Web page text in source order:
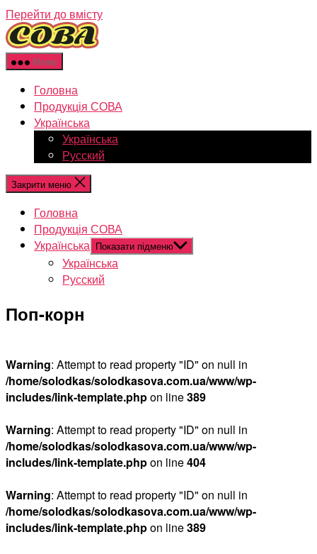
Перейти до вмісту
Меню
Головна
Продукція СОВА
Українська
Українська
Русский
Закрити меню
Головна
Продукція СОВА
Українська Показати підменю
Українська
Русский
Поп-корн
Warning: Attempt to read property "ID" on null in
/home/solodkas/solodkasova.com.ua/www/wp-
includes/link-template.phpon line389
Warning: Attempt to read property "ID" on null in
/home/solodkas/solodkasova.com.ua/www/wp-
includes/link-template.phpon line404
Warning: Attempt to read property "ID" on null in
/home/solodkas/solodkasova.com.ua/www/wp-
includes/link-template.phpon line389